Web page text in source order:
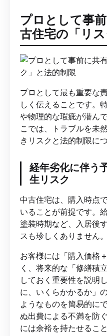
プロとして事
古住宅の「リ
プロとして最も重要な
しく伝えることです。
や物理的な瑕疵が潜ん
こでは、トラブルを未
きリスクと法的制限に
経年劣化に伴う
生リスク
中古住宅は、購入時点
いることが前提です。
塗装時期など、入居後
スも珍しくありません。
お客様には「購入価格
く、将来的な「修繕積
しておく重要性を説明
に、いくらかかるか」
ようなものを簡易的に
ぬ出費による不満を防
には余裕を持たせるこ